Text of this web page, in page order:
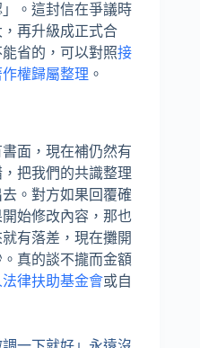
。這封信在爭議時
再升級成正式合
省的，可以對照接
權歸屬整理 。
面，現在補仍然有
把我們的共識整理
。對方如果回覆確
始修改內容，那也
有落差，現在攤開
真的談不攏而金額
律扶助基金會或自